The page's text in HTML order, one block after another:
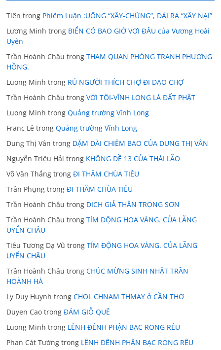
Tiến trong Phiếm Luận :UỐNG “XÂY-CHỪNG”, ĐÁI RA “XÂY NẠI”
Lương Minh trong BIỂN CÓ BAO GIỜ VƠI ĐÂU của Vương Hoài
Uyên
Trần Hoành Châu trongTHAM QUAN PHÒNG TRANH PHƯỢNG
HỒNG.
Luong Minh trong RỦ NGƯỜI THÍCH CHỢ ĐI DẠO CHỢ
Trần Hoành Châu trongVỚI TÔI-VĨNH LONG LÀ ĐẤT PHẬT
Luong Minh trongQuảng trường Vĩnh Long
Franc Lê trongQuảng trường Vĩnh Long
Dung Thị Vân trong DẶM DÀI CHIÊM BAO CỦA DUNG THỊ VÂN
Nguyễn Triệu Hải trong KHÔNG ĐỀ 13 CỦA THÁI LÃO
Võ Văn Thắng trongĐI THĂM CHÙA TIÊU
Trần Phụng trongĐI THĂM CHÙA TIÊU
Trần Hoành Châu trong DICH GIẢ THÂN TRỌNG SƠN
Trần Hoành Châu trongTÍM ĐỘNG HOA VÀNG. CỦA LÃNG
UYỂN CHÂU
Tiêu Tương Dạ Vũ trongTÍM ĐỘNG HOA VÀNG. CỦA LÃNG
UYỂN CHÂU
Trần Hoành Châu trongCHÚC MỪNG SINH NHẬT TRẦN
HOÀNH HÀ
Ly Duy Huynh trongCHOL CHNAM THMAY ở CẦN THƠ
Duyen Cao trongĐÁM GIỖ QUÊ
Luong Minh trong LÊNH ĐÊNH PHẬN BẠC RONG RÊU
Phan Cát Tường trong LÊNH ĐÊNH PHẬN BẠC RONG RÊU